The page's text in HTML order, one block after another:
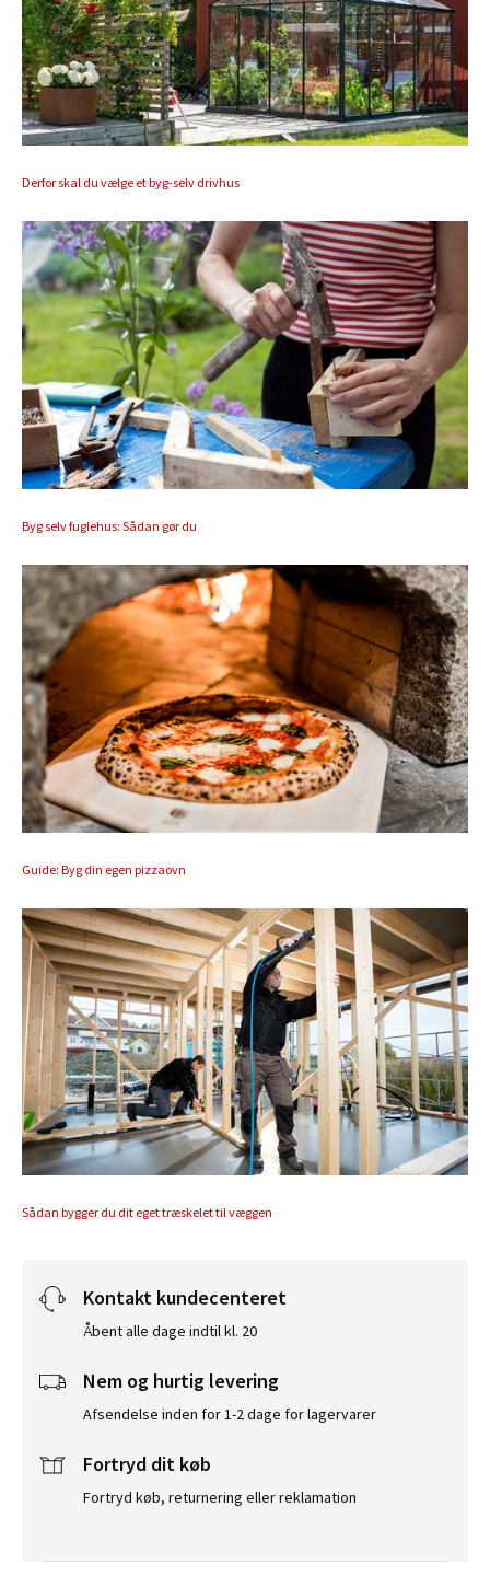
Derfor skal du vælge et byg-selv drivhus
Byg selv fuglehus: Sådan gør du
Guide: Byg din egen pizzaovn
Sådan bygger du dit eget træskelet til væggen
Kontakt kundecenteret
Åbent alle dage indtil kl. 20
Nem og hurtig levering
Afsendelse inden for 1-2 dage for lagervarer
Fortryd dit køb
Fortryd køb, returnering eller reklamation